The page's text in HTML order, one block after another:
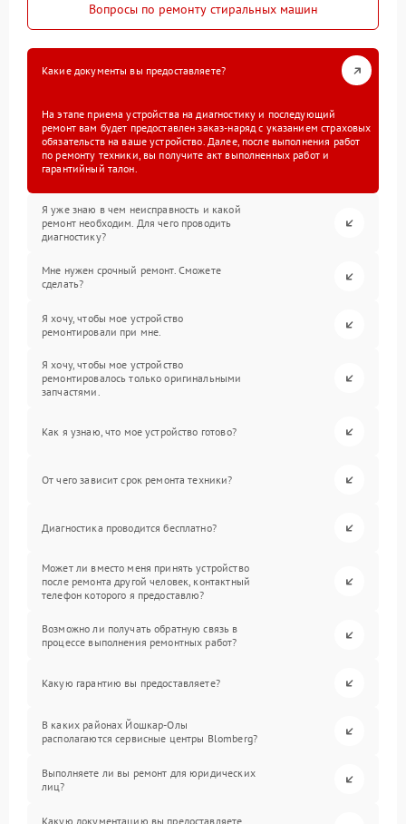
Вопросы по ремонту стиральных машин
Какие документы вы предоставляете?
На этапе приема устройства на диагностику и последующий
ремонт вам будет предоставлен заказ-наряд с указанием страховых
обязательств на ваше устройство. Далее, после выполнения работ
по ремонту техники, вы получите акт выполненных работ и
гарантийный талон.
Я уже знаю в чем неисправность и какой
ремонт необходим. Для чего проводить
диагностику?
Мне нужен срочный ремонт. Сможете
сделать?
Я хочу, чтобы мое устройство
ремонтировали при мне.
Я хочу, чтобы мое устройство
ремонтировалось только оригинальными
запчастями.
Как я узнаю, что мое устройство готово?
От чего зависит срок ремонта техники?
Диагностика проводится бесплатно?
Может ли вместо меня принять устройство
после ремонта другой человек, контактный
телефон которого я предоставлю?
Возможно ли получать обратную связь в
процессе выполнения ремонтных работ?
Какую гарантию вы предоставляете?
В каких районах Йошкар-Олы
располагаются сервисные центры Blomberg?
Выполняете ли вы ремонт для юридических
лиц?
Какую документацию вы предоставляете